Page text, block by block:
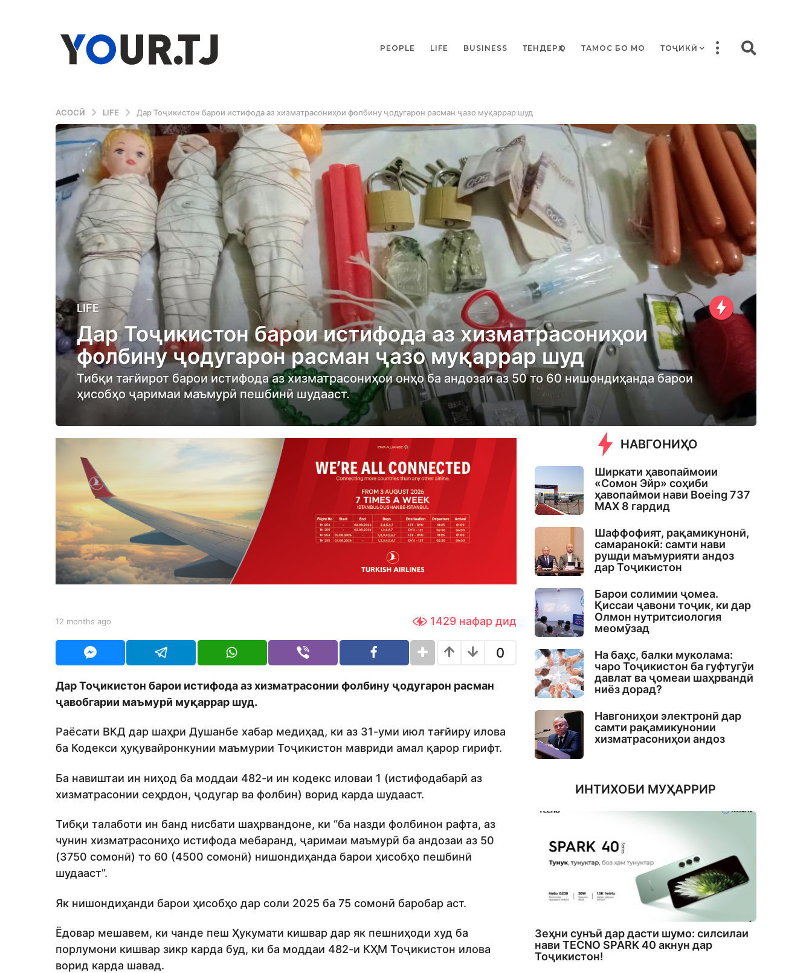
PEOPLE LIFE BUSINESS ТЕНДЕРҲО ТАМОС БО МО ТОҶИКӢ
АСОСӢ LIFE Дар Тоҷикистон барои истифода аз хизматрасониҳои фолбину ҷодугарон расман ҷазо муқаррар шуд
1
2
m
o
t
h
o
1
m
o
n
t
h
LIFE
Дар Тоҷикистон барои истифода аз хизматрасониҳои
фолбину ҷодугарон расман ҷазо муқаррар шуд
Тибқи тағйирот барои истифода аз хизматрасониҳои онҳо ба андозаи аз 50 то 60 нишондиҳанда барои
ҳисобҳо ҷаримаи маъмурӣ пешбинӣ шудааст.
b
S
o
m
o
12 months ago
n
h
s
o
1429 нафар дид
0
Дар Тоҷикистон барои истифода аз хизматрасонии фолбину ҷодугарон расман
ҷавобгарии маъмурӣ муқаррар шуд.
Раёсати ВКД дар шаҳри Душанбе хабар медиҳад, ки аз 31-уми июл тағйиру илова
ба Кодекси ҳуқувайронкунии маъмурии Тоҷикистон мавриди амал қарор гирифт.
Ба навиштаи ин ниҳод ба моддаи 482-и ин кодекс иловаи 1 (истифодабарӣ аз
хизматрасонии сеҳрдон, ҷодугар ва фолбин) ворид карда шудааст.
Тибқи талаботи ин банд нисбати шаҳрвандоне, ки “ба назди фолбинон рафта, аз
чунин хизматрасониҳо истифода мебаранд, ҷаримаи маъмурӣ ба андозаи аз 50
(3750 сомонӣ) то 60 (4500 сомонӣ) нишондиҳанда барои ҳисобҳо пешбинӣ
шудааст”.
Як нишондиҳанди барои ҳисобҳо дар соли 2025 ба 75 сомонӣ баробар аст.
Ёдовар мешавем, ки чанде пеш Ҳукумати кишвар дар як пешниҳоди худ ба
порлумони кишвар зикр карда буд, ки ба моддаи 482-и КҲМ Тоҷикистон илова
ворид карда шавад.
НАВГОНИҲО
Ширкати ҳавопаймоии
«Сомон Эйр» соҳиби
ҳавопаймои нави Boeing 737
MAX 8 гардид
Шаффофият, рақамикунонӣ,
самаранокӣ: самти нави
рушди маъмурияти андоз
дар Тоҷикистон
Барои солимии ҷомеа.
Қиссаи ҷавони тоҷик, ки дар
Олмон нутритсиология
меомӯзад
На баҳс, балки муколама:
чаро Тоҷикистон ба гуфтугӯи
давлат ва ҷомеаи шаҳрвандӣ
ниёз дорад?
Навгониҳои электронӣ дар
самти рақамикунонии
хизматрасониҳои андоз
ИНТИХОБИ МУҲАРРИР
Зеҳни сунъӣ дар дасти шумо: силсилаи
нави TECNO SPARK 40 акнун дар
Тоҷикистон!